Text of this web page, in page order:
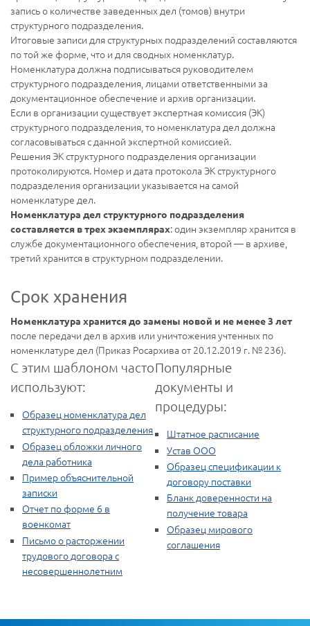
запись о количестве заведенных дел (томов) внутри
структурного подразделения.
Итоговые записи для структурных подразделений составляются
по той же форме, что и для сводных номенклатур.
Номенклатура должна подписываться руководителем
структурного подразделения, лицами ответственными за
документационное обеспечение и архив организации.
Если в организации существует экспертная комиссия (ЭК)
структурного подразделения, то номенклатура дел должна
согласовываться с данной экспертной комиссией.
Решения ЭК структурного подразделения организации
протоколируются. Номер и дата протокола ЭК структурного
подразделения организации указывается на самой
номенклатуре дел.
Номенклатура дел структурного подразделения
составляется в трех экземплярах: один экземпляр хранится в
службе документационного обеспечения, второй — в архиве,
третий хранится в структурном подразделении.
Срок хранения
Номенклатура хранится до замены новой и не менее 3 лет
после передачи дел в архив или уничтожения учтенных по
номенклатуре дел (Приказ Росархива от 20.12.2019 г. № 236).
С этим шаблоном часто
используют:
Образец номенклатура дел
структурного подразделения
Образец обложки личного
дела работника
Пример объяснительной
записки
Отчет по форме 6 в
военкомат
Письмо о расторжении
трудового договора с
несовершеннолетним
Популярные
документы и
процедуры:
Штатное расписание
Устав ООО
Образец спецификации к
договору поставки
Бланк доверенности на
получение товара
Образец мирового
соглашения